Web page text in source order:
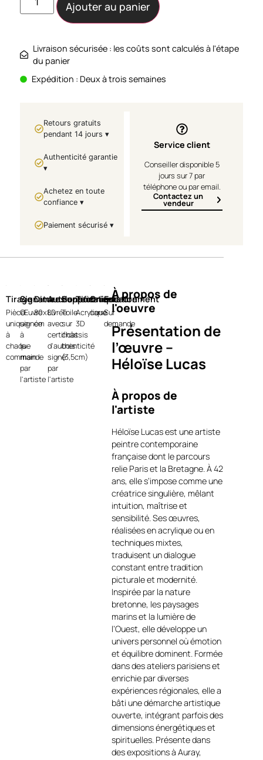
Ajouter au panier
Livraison sécurisée : les coûts sont calculés à l'étape
du panier
Expédition : Deux à trois semaines
Retours gratuits
pendant 14 jours ▾
Authenticité garantie
▾
Achetez en toute
confiance ▾
Paiement sécurisé ▾
Service client
Conseiller disponible 5
jours sur 7 par
téléphone ou par email.
Contactez un
vendeur
À propos de
l'oeuvre
Présentation de
l’œuvre –
Héloïse Lucas
Éclosionest une peinture
contemporaine réalisée par
Héloïse Lucas, artiste dont le
travail explore la matière, la
couleur et le mouvement à
travers une approche
picturale profondément
expressive. Cette œuvre
abstraite se distingue par son
énergie chromatique et la
richesse de ses textures,
invitant le regard à une
lecture sensible et immersive
https://art-et-
culture.ch/categorie-
produit/artiste-peintre-
contemporain-
francais/heloise-lucas/
La compositionÉclosion
s’articule autour de tonalités
turquoise intenses,
ponctuées de touche s
contrastées rouges et
jaunes, qui semblent émerger
de la surface. Le travail en
acrylique 3Dconfère à
l’œuvre une véritable
profondeur : les
superpositions, les reliefs et
À propos de
l'artiste
Héloïse Lucas est une artiste
peintre contemporaine
française dont le parcours
relie Paris et la Bretagne. À 42
ans, elle s’impose comme une
créatrice singulière, mêlant
intuition, maîtrise et
sensibilité. Ses œuvres,
réalisées en acrylique ou en
techniques mixtes,
traduisent un dialogue
constant entre tradition
picturale et modernité.
Inspirée par la nature
bretonne, les paysages
marins et la lumière de
l’Ouest, elle développe un
univers personnel où émotion
et équilibre dominent. Formée
dans des ateliers parisiens et
enrichie par diverses
expériences régionales, elle a
bâti une démarche artistique
ouverte, intégrant parfois des
dimensions énergétiques et
spirituelles. Présente dans
des expositions à Auray,
Tirage
Pièce
unique
à
chaque
commande
Signature
Œuvre
signée
à
la
main
par
l'artiste
Dimensions
80x80
cm
Authentification
Livrée
avec
certificat
d'authenticité
signé
par
l'artiste
Support
Toile
sur
châssis
bois
(3,5cm)
Technique
Acrylique
3D
Orientation
carre
Encadrement
Sur
demande